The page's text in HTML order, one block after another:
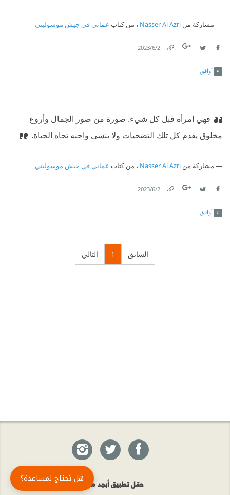
مشاركة من Nasser Al Azri ، من كتاب عماني في جيش موسوليني
2‏/6‏/2023
أوافق
فهي امرأة قبل كل شيء. صورة من صور الجمال وأروع
مخلوق يقدم كل تلك التضحيات ولا ينسى واجبه تجاه الحياة.
مشاركة من Nasser Al Azri ، من كتاب عماني في جيش موسوليني
2‏/6‏/2023
أوافق
السابق 1 التالي
حمّل تطبيق أبجد مجاناًهل تحتاج لمساعدة؟